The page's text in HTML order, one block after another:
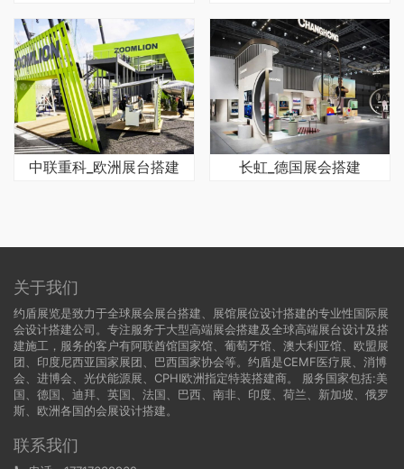
中联重科_欧洲展台搭建 长虹_德国展会搭建
关于我们
约盾展览是致力于全球展会展台搭建、展馆展位设计搭建的专业性国际展
会设计搭建公司。专注服务于大型高端展会搭建及全球高端展台设计及搭
建施工，服务的客户有阿联酋馆国家馆、葡萄牙馆、澳大利亚馆、欧盟展
团、印度尼西亚国家展团、巴西国家协会等。约盾是CEMF医疗展、消博
会、进博会、光伏能源展、CPHI欧洲指定特装搭建商。 服务国家包括:美
国
德国 、迪拜、英国、法国、巴西、南非、印度、荷兰、新加坡、俄罗
斯、欧洲各国的会展设计搭建。
联系我们